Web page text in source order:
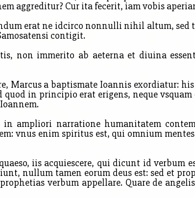
aggreditur? Cur ita fecerit, iam vobis
erat ne idcirco nonnulli nihil altum, sed
contigit.
non immerito ab aeterna et diuina
Marcus a baptismate Ioannis exordiatur:
in principio erat erigens, neque
in ampliori narratione humanitatem
vnus enim spiritus est, qui omnium
iis acquiescere, qui dicunt id verbum
nullum tamen eorum deus est: sed et
verbum appellare. Quare de